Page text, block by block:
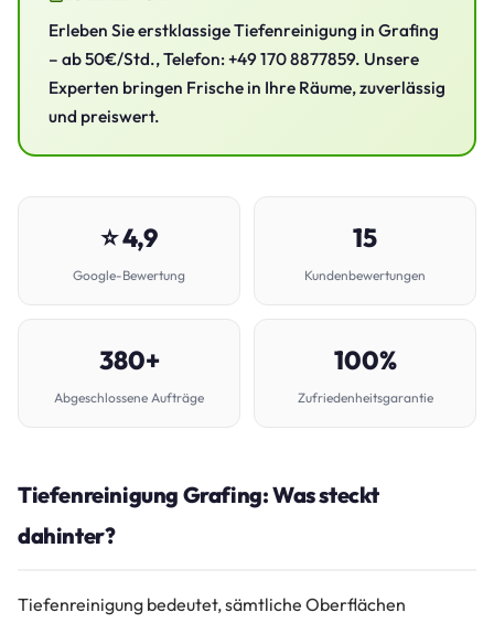
Erleben Sie erstklassige Tiefenreinigung in Grafing
– ab 50€/Std., Telefon: +49 170 8877859. Unsere
Experten bringen Frische in Ihre Räume, zuverlässig
und preiswert.
⭐ 4,9
Google-Bewertung
15
Kundenbewertungen
380+
Abgeschlossene Aufträge
100%
Zufriedenheitsgarantie
Tiefenreinigung Grafing: Was steckt
dahinter?
Tiefenreinigung bedeutet, sämtliche Oberflächen